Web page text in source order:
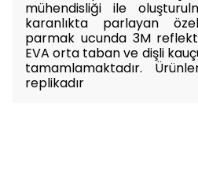
mühendisliği ile
karanlıkta parlayan
parmak ucunda 3M
EVA orta taban ve dişli
tamamlamaktadır.
replikadır